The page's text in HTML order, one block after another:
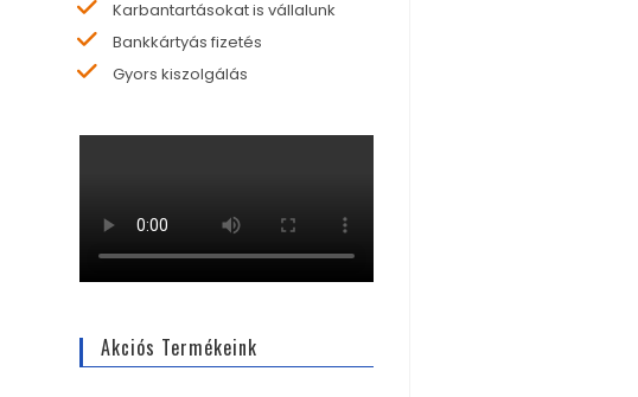
Karbantartásokat is vállalunk
Bankkártyás fizetés
Gyors kiszolgálás
Akciós Termékeink